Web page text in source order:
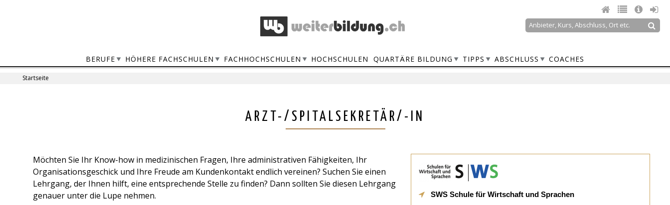
Suche
BERUFE HÖHERE FACHSCHULEN FACHHOCHSCHULEN HOCHSCHULEN QUARTÄRE BILDUNG TIPPS ABSCHLUSS COACHES
Startseite
ARZT-/SPITALSEKRETÄR/-IN
Möchten Sie Ihr Know-how in medizinischen Fragen, Ihre administrativen Fähigkeiten, Ihr
Organisationsgeschick und Ihre Freude am Kundenkontakt endlich vereinen? Suchen Sie einen
Lehrgang, der Ihnen hilft, eine entsprechende Stelle zu finden? Dann sollten Sie diesen Lehrgang
genauer unter die Lupe nehmen.
SWS Schule für Wirtschaft und Sprachen